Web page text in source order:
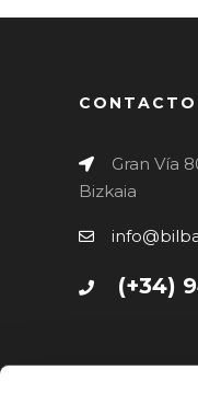
CONTACTO
Gran Vía
Bizkaia
(+34)